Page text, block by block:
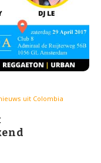
uit Colombia